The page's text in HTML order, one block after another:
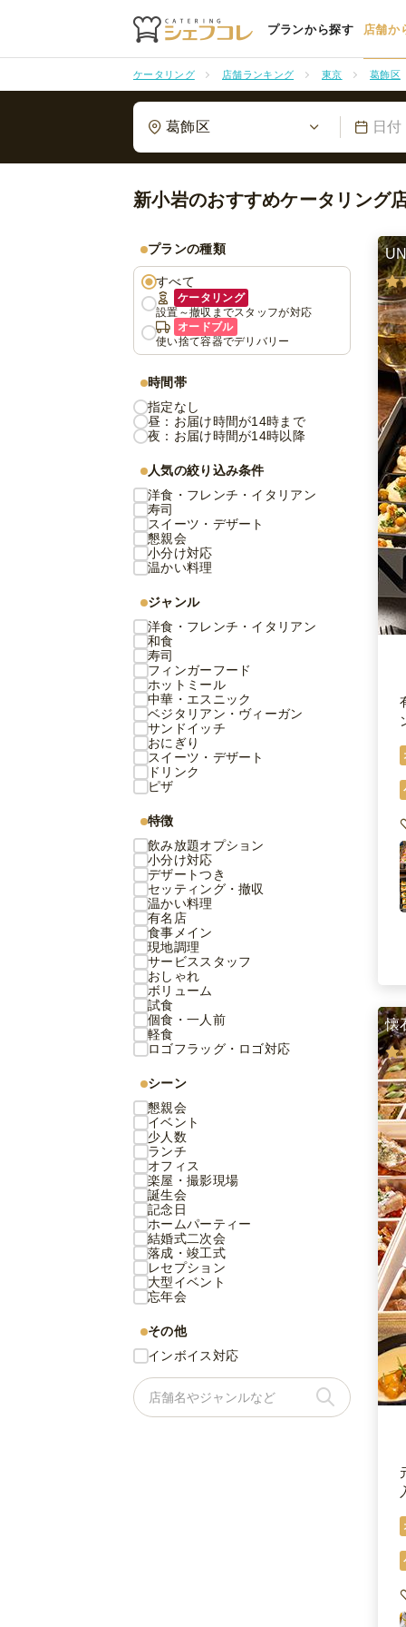
プランから探す 店舗か
ケータリング 店舗ランキング 東京 葛飾区
葛飾区 日付
新小岩のおすすめケータリング
懐
プランの種類
すべて
ケータリング
設置～撤収までスタッフが対応
オードブル
使い捨て容器でデリバリー
時間帯
指定なし
昼：お届け時間が14時まで
夜：お届け時間が14時以降
人気の絞り込み条件
洋食・フレンチ・イタリアン
寿司
スイーツ・デザート
懇親会
小分け対応
温かい料理
ジャンル
洋食・フレンチ・イタリアン
和食
寿司
フィンガーフード
ホットミール
中華・エスニック
ベジタリアン・ヴィーガン
サンドイッチ
おにぎり
スイーツ・デザート
ドリンク
ピザ
特徴
飲み放題オプション
小分け対応
デザートつき
セッティング・撤収
温かい料理
有名店
食事メイン
現地調理
サービススタッフ
おしゃれ
ボリューム
試食
個食・一人前
軽食
ロゴフラッグ・ロゴ対応
シーン
懇親会
イベント
少人数
ランチ
オフィス
楽屋・撮影現場
誕生会
記念日
ホームパーティー
結婚式二次会
落成・竣工式
レセプション
大型イベント
忘年会
その他
インボイス対応